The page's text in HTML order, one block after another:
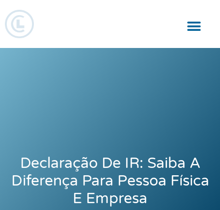
Declaração De IR: Saiba A
Diferença Para Pessoa Física
E Empresa